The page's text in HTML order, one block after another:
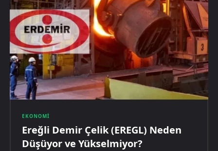
EKONOMI
Ereğli Demir Çelik (EREGL) Neden
Düşüyor ve Yükselmiyor?